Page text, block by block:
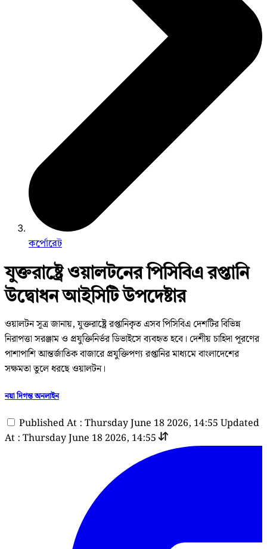
কর্পোরেট
যুক্তরাষ্ট্রে ওয়ালটনের পিসিবিএ রপ্তানি
উদ্বোধন আইসিটি উপদেষ্টার
ওয়ালটন সূত্র জানায়, যুক্তরাষ্ট্রে রপ্তানিকৃত এসব পিসিবিএ দেশটির বিভিন্ন
নিরাপত্তা সরঞ্জাম ও প্রযুক্তিনির্ভর ডিভাইসে ব্যবহৃত হবে। দেশীয় চাহিদা পূরণের
পাশাপাশি আন্তর্জাতিক বাজারে প্রযুক্তিপণ্য রপ্তানির মাধ্যমে বাংলাদেশের
সক্ষমতা তুলে ধরছে ওয়ালটন।
নয়া দিগন্ত অনলাইন
Published At : Thursday June 18 2026, 14:55 Updated
At : Thursday June 18 2026, 14:55